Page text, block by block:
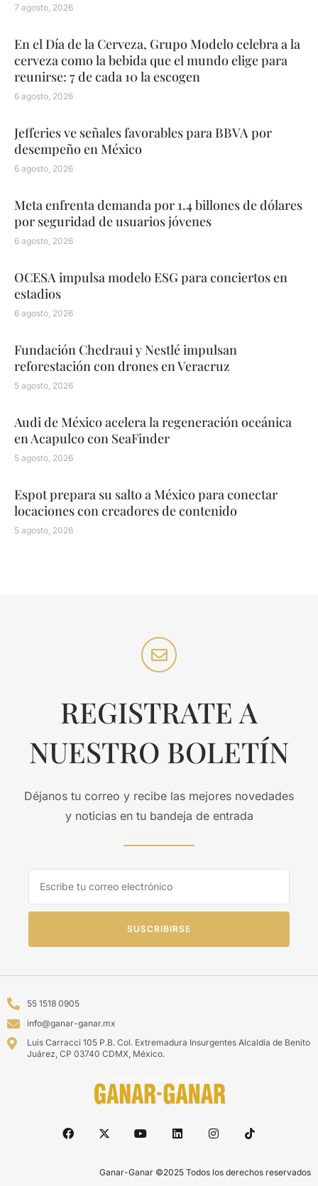
7 agosto, 2026
En el Día de la Cerveza, Grupo Modelo celebra a la
cerveza como la bebida que el mundo elige para
reunirse: 7 de cada 10 la escogen
6 agosto, 2026
Jefferies ve señales favorables para BBVA por
desempeño en México
6 agosto, 2026
Meta enfrenta demanda por 1.4 billones de dólares
por seguridad de usuarios jóvenes
6 agosto, 2026
OCESA impulsa modelo ESG para conciertos en
estadios
6 agosto, 2026
Fundación Chedraui y Nestlé impulsan
reforestación con drones en Veracruz
5 agosto, 2026
Audi de México acelera la regeneración oceánica
en Acapulco con SeaFinder
5 agosto, 2026
Espot prepara su salto a México para conectar
locaciones con creadores de contenido
5 agosto, 2026
REGISTRATE A
NUESTRO BOLETÍN
Déjanos tu correo y recibe las mejores novedades
y noticias en tu bandeja de entrada
SUSCRIBIRSE
55 1518 0905
info@ganar-ganar.mx
Luis Carracci 105 P.B. Col. Extremadura Insurgentes Alcaldía de Benito
Juárez, CP 03740 CDMX, México.
Ganar-Ganar ©2025 Todos los derechos reservados